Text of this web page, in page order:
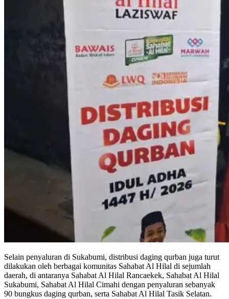
Selain penyaluran di Sukabumi, distribusi daging qurban juga turut
dilakukan oleh berbagai komunitas Sahabat Al Hilal di sejumlah
daerah, di antaranya Sahabat Al Hilal Rancaekek, Sahabat Al Hilal
Sukabumi, Sahabat Al Hilal Cimahi dengan penyaluran sebanyak
90 bungkus daging qurban, serta Sahabat Al Hilal Tasik Selatan.